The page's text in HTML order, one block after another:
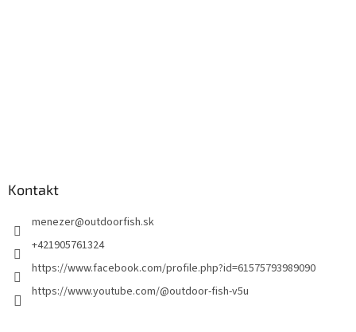
Kontakt
menezer@outdoorfish.sk
+421905761324
https://www.facebook.com/profile.php?id=61575793989090
https://www.youtube.com/@outdoor-fish-v5u